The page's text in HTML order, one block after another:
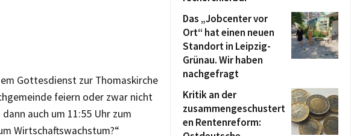
Gottesdienst zur Thomaskirche
feiern oder zwar nicht
auch um 11:55 Uhr zum
Wirtschaftswachstum?“
Das „Jobcenter vor
Ort“ hat einen neuen
Standort in Leipzig-
Grünau. Wir haben
nachgefragt
Kritik an der
zusammengeschustert
en Rentenreform: